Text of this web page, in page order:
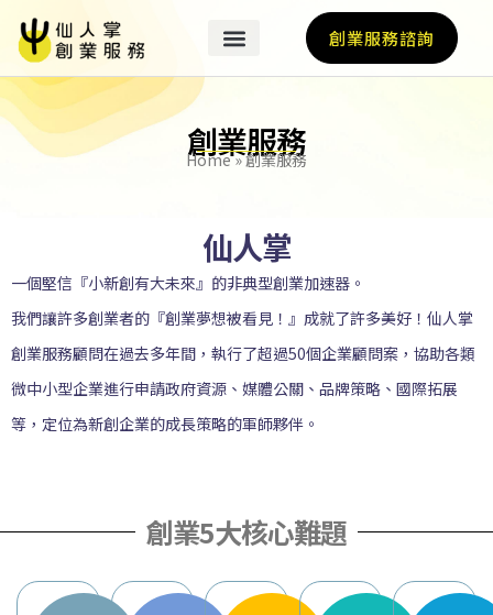
創業服務諮詢
創業服務
Home»創業服務
仙人掌
一個堅信『小新創有大未來』的非典型創業加速器。
我們讓許多創業者的『創業夢想被看見！』成就了許多美好！仙人掌
創業服務顧問在過去多年間，執行了超過50個企業顧問案，協助各類
微中小型企業進行申請政府資源、媒體公關、品牌策略、國際拓展
等，定位為新創企業的成長策略的軍師夥伴。
創業5大核心難題